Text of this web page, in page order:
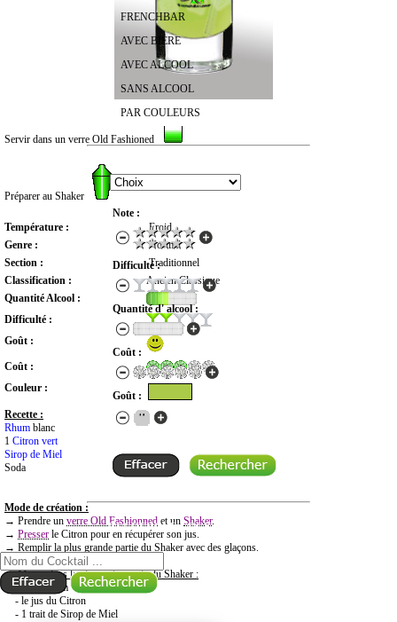
FRENCHBAR
AVEC BIÈRE
AVEC ALCOOL
SANS ALCOOL
PAR COULEURS
Note :
Difficulté :
Quantité d' alcool :
Coût :
Goût :
RECHERCHE COCKTAIL PAR NOM
Servir dans un verre Old Fashioned
Préparer au Shaker
Température :
Froid
Genre :
Normal
Section :
Traditionnel
Classification :
Ancien Classique
Quantité Alcool :
Difficulté :
Goût :
Coût :
Couleur :
Recette :
Rhum blanc
1 Citron vert
Sirop de Miel
Soda
Mode de création :
→ Prendre un verre Old Fashionned et un Shaker.
→ Presser le Citron pour en récupérer son jus.
→ Remplir la plus grande partie du Shaker avec des glaçons.
→Mettre dans la plus petite partie du Shaker :
- 4/10 Rhum
- le jus du Citron
- 1 trait de Sirop de Miel